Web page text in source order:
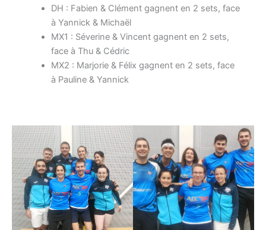
DH : Fabien & Clément gagnent en 2 sets, face
à Yannick & Michaël
MX1 : Séverine & Vincent gagnent en 2 sets,
face à Thu & Cédric
MX2 : Marjorie & Félix gagnent en 2 sets, face
à Pauline & Yannick